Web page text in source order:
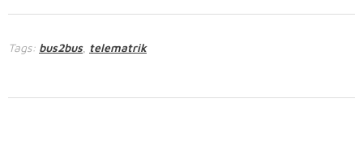
Tags: bus2bus, telematrik